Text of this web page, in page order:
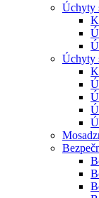
Úchyty
Úchyty